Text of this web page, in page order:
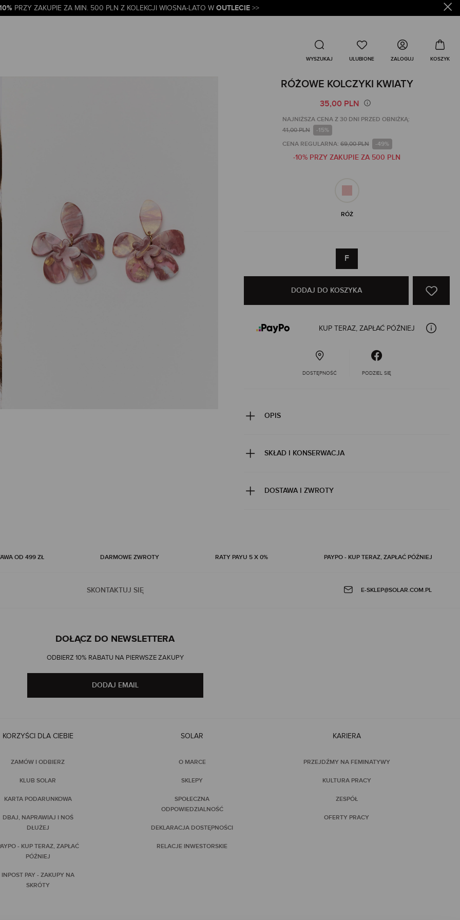
PRZY ZAKUPIE ZA MIN. 500 PLN Z KOLEKCJI WIOSNA-LATO W OUTLECIE >>
ZALOGUJ
RÓŻOWE KOLCZYKI KWIATY
35,00 PLN
NAJNIŻSZA CENA Z 30 DNI PRZED OBNIŻKĄ:
41,00 PLN
-15%
CENA REGULARNA: 69,00 PLN -49%
-10% PRZY ZAKUPIE ZA 500 PLN
RÓŻ
F
DODAJ DO KOSZYKA
KUP TERAZ, ZAPŁAĆ PÓŹNIEJ
DOSTĘPNOŚĆ PODZIEL SIĘ
OPIS
SKŁAD I KONSERWACJA
DOSTAWA I ZWROTY
OD 499 ZŁ DARMOWE ZWROTY RATY PAYU 5 X 0% PAYPO - KUP TERAZ, ZAPŁAĆ PÓŹNIEJ
SKONTAKTUJ SIĘ E-SKLEP@SOLAR.COM.PL
DOŁĄCZ DO NEWSLETTERA
ODBIERZ 10% RABATU NA PIERWSZE ZAKUPY
DODAJ EMAIL
KORZYŚCI DLA CIEBIE
ZAMÓW I ODBIERZ
KLUB SOLAR
KARTA PODARUNKOWA
DBAJ, NAPRAWIAJ I NOŚ
DŁUŻEJ
- KUP TERAZ, ZAPŁAĆ
PÓŹNIEJ
INPOST PAY - ZAKUPY NA
SKRÓTY
SOLAR
O MARCE
SKLEPY
SPOŁECZNA
ODPOWIEDZIALNOŚĆ
DEKLARACJA DOSTĘPNOŚCI
RELACJE INWESTORSKIE
KARIERA
PRZEJDŹMY NA FEMINATYWY
KULTURA PRACY
ZESPÓŁ
OFERTY PRACY